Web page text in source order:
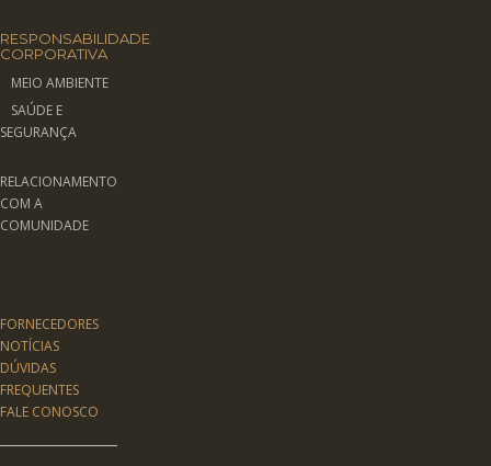
RESPONSABILIDADE
CORPORATIVA
MEIO AMBIENTE
SAÚDE E
SEGURANÇA
RELACIONAMENTO
COM A
COMUNIDADE
FORNECEDORES
NOTÍCIAS
DÚVIDAS
FREQUENTES
FALE CONOSCO